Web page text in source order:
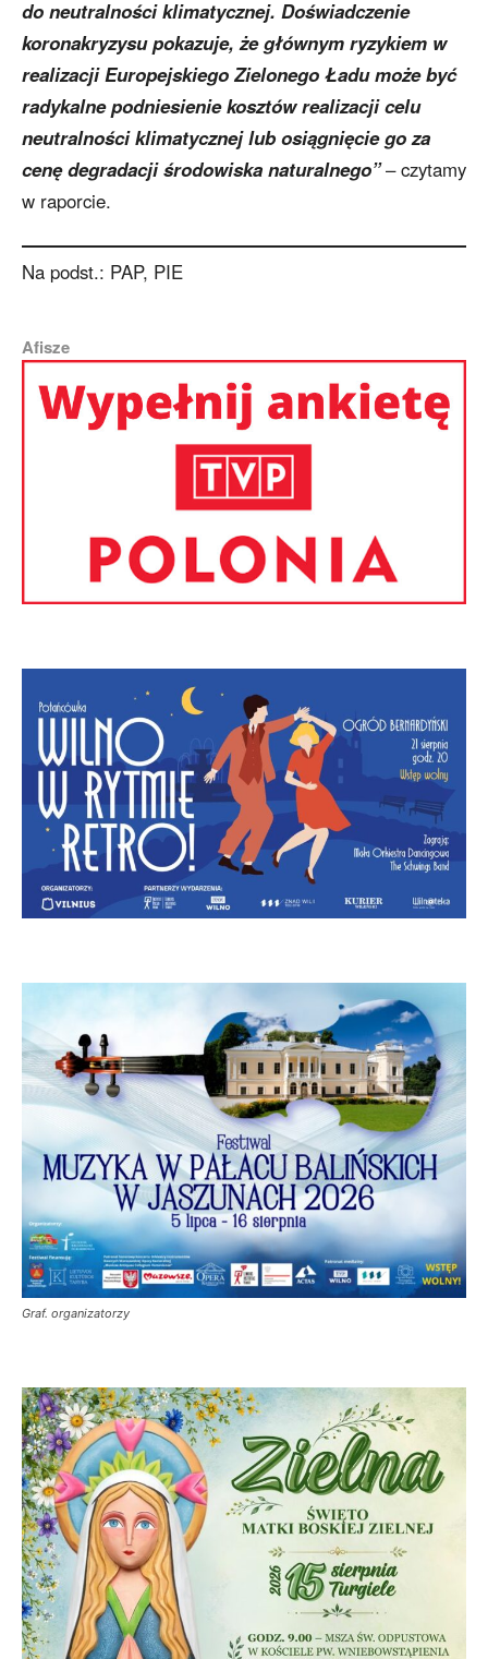
do neutralności klimatycznej. Doświadczenie
koronakryzysu pokazuje, że głównym ryzykiem w
realizacji Europejskiego Zielonego Ładu może być
radykalne podniesienie kosztów realizacji celu
neutralności klimatycznej lub osiągnięcie go za
cenę degradacji środowiska naturalnego”– czytamy
w raporcie.
Na podst.: PAP, PIE
Afisze
Graf. organizatorzy